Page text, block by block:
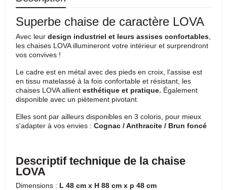
Superbe chaise de caractère LOVA
Avec leur design industriel et leurs assises confortables
les chaises LOVA illumineront votre intérieur et surprendront
vos convives !
Le cadre est en métal avec des pieds en croix, l'assise est
en tissu matelassé à la fois confortable et résistant, les
chaises LOVA allient esthétique et pratique. Également
disponible avec un piètement pivotant.
Elles sont par ailleurs disponibles en 3 coloris, pour mieux
s'adapter à vos envies : Cognac / Anthracite / Brun foncé
Descriptif technique de la chaise
LOVA
Dimensions : L 48 cm x H 88 cm x p 48 cm